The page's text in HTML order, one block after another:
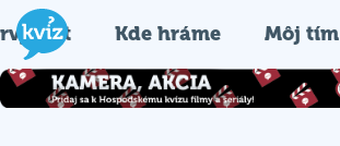
Kde hráme Môj tím